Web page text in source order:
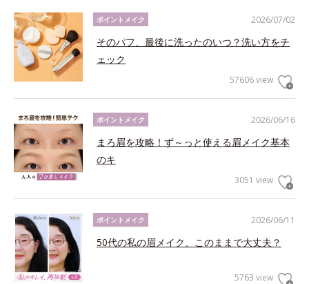
2026/07/02
ポイントメイク
そのパフ、最後に洗ったのいつ？洗い方をチ
ェック
57606 view
2026/06/16
ポイントメイク
まろ眉を攻略！ず～っと使える眉メイク基本
のキ
3051 view
2026/06/11
ポイントメイク
50代の私の眉メイク、このままで大丈夫？
5763 view